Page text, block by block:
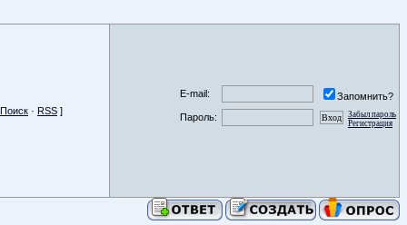
Поиск · RSS ]
E-mail:
Запомнить?
Пароль:
Забыл пароль
Регистрация